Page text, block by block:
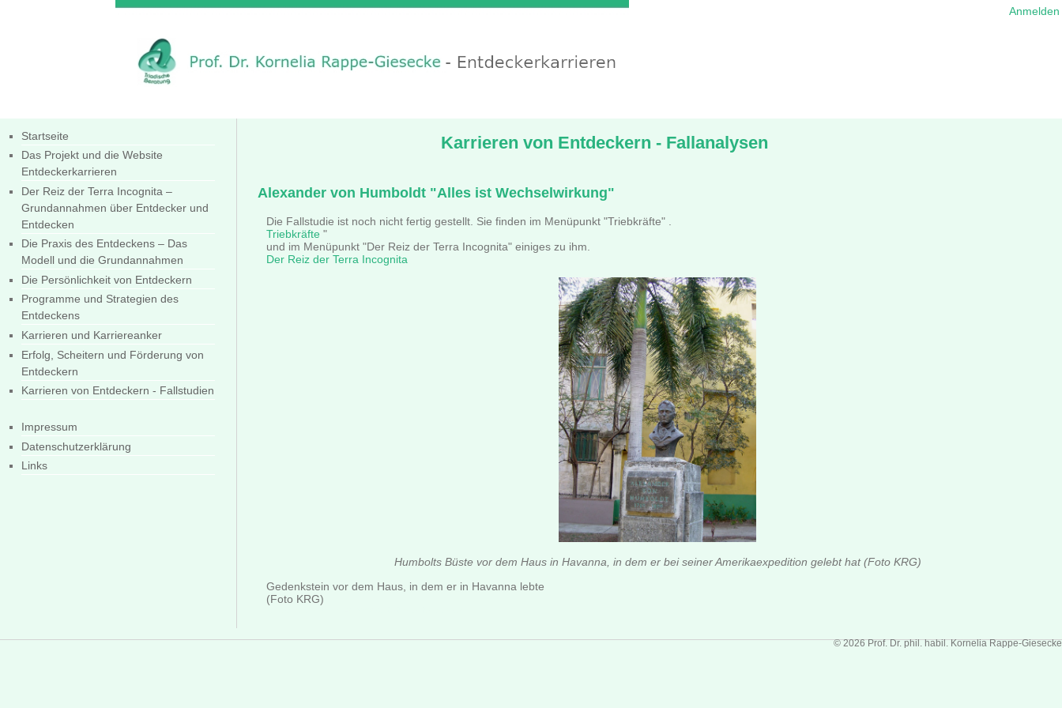
Anmelden
Startseite
Das Projekt und die Website
Entdeckerkarrieren
Der Reiz der Terra Incognita –
Grundannahmen über Entdecker und
Entdecken
Die Praxis des Entdeckens – Das
Modell und die Grundannahmen
Die Persönlichkeit von Entdeckern
Programme und Strategien des
Entdeckens
Karrieren und Karriereanker
Erfolg, Scheitern und Förderung von
Entdeckern
Karrieren von Entdeckern - Fallstudien
Impressum
Datenschutzerklärung
Links
Karrieren von Entdeckern - Fallanalysen
Alexander von Humboldt "Alles ist Wechselwirkung"
Die Fallstudie ist noch nicht fertig gestellt. Sie finden im Menüpunkt "Triebkräfte" .
Triebkräfte "
und im Menüpunkt "Der Reiz der Terra Incognita" einiges zu ihm.
Der Reiz der Terra Incognita
Humbolts Büste vor dem Haus in Havanna, in dem er bei seiner Amerikaexpedition gelebt hat (Foto KRG)
Gedenkstein vor dem Haus, in dem er in Havanna lebte
(Foto KRG)
© 2026 Prof. Dr. phil. habil. Kornelia Rappe-Giesecke